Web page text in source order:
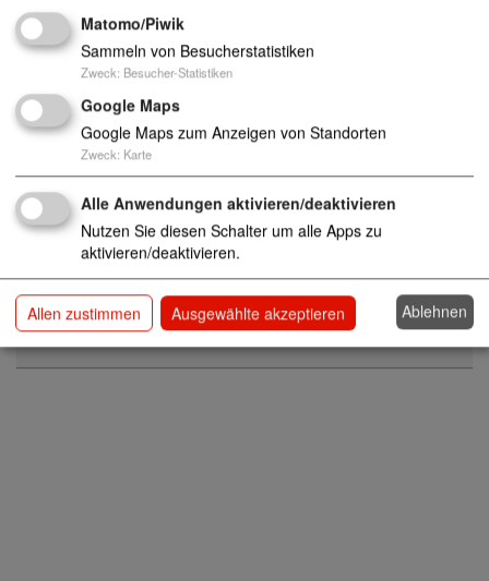
Standorte
Dannenberger Str. 20, 21368 Dahlenburg
05851/944 52 08
Eingliederungshilfen für Kinder und Jugendliche
mit (drohender) seelischer Behinderung
Matomo/Piwik
Sammeln von Besucherstatistiken
Zweck: Besucher-Statistiken
Google Maps
Google Maps zum Anzeigen von Standorten
Zweck: Karte
Alle Anwendungen aktivieren/deaktivieren
Nutzen Sie diesen Schalter um alle Apps zu
aktivieren/deaktivieren.
Allen zustimmen Ausgewählte akzeptieren Ablehnen